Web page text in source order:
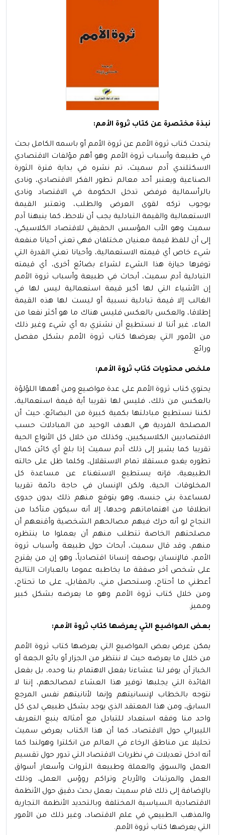
نبذة مختصرة عن كتاب ثروة الأمم:
يتحدث كتاب ثروة الأمم عن ثروة الأمم أو باسمه الكامل بحث
في طبيعة وأسباب ثروة الأمم وهو أهم مؤلفات الاقتصادي
الاسكتلندي آدم سميث، تم نشره في بداية فترة الثورة
الصناعية ويعتبر أحد معالم تطور الفكر الاقتصادي، ونادى
بالرأسمالية فرفض تدخل الحكومة في الاقتصاد ونادى
بوجوب تركه لقوى العرض والطلب، وتعتبر القيمة
الاستعمالية والقيمة التبادلية يجب أن نلاحظ، كما ينبهنا آدم
سميث وهو الأب المؤسس الحقيقي للاقتصاد الكلاسيكي،
إلى أن للفظ قيمة معنيان مختلفان فهي تعني أحيانا منفعة
شيء خاص أي قيمته الاستعمالية، وأحيانا تعني القدرة التي
توفرها حيازة هذا الشيء لشراء بضائع أخرى، أي قيمته
التبادلية آدم سميث، أبحاث في طبيعة وأسباب ثروة الأمم
إن الأشياء التي لها أكبر قيمة استعمالية ليس لها في
الغالب إلا قيمة تبادلية نسبية أو ليست لها هذه القيمة
إطلاقا، والعكس بالعكس فليس هناك ما هو أكثر نفعا من
الماء، غير أننا لا نستطيع أن نشتري به أي شيء وغير ذلك
من الأمور التي يعرضها كتاب ثروة الأمم بشكل مفصل
ورائع.
ملخص محتويات كتاب ثروة الأمم:
يحتوي كتاب ثروة الأمم على عدة مواضيع ومن أهمها اللؤلؤة
بالعكس من ذلك، فليس لها تقريبا أية قيمة استعمالية،
لكننا نستطيع مبادلتها بكمية كبيرة من البضائع، حيث أن
المصلحة الفردية هي الهدف الوحيد من المبادلات حسب
الاقتصاديين الكلاسيكيين، وكذلك من خلال كل الأنواع الحية
تقريبا كما يشير إلى ذلك آدم سميث إذا بلغ أي كائن كمال
تطوره يغدو مستقلا تمام الاستقلال، وكلما ظل على حالته
الطبيعية، فإنه يستطيع الاستغناء عن مساعدة كل
المخلوقات الحية، ولكن الإنسان في حاجة دائمة تقريبا
لمساعدة بني جنسه، وهو يتوقع منهم ذلك بدون جدوى
انطلاقا من اهتماماتهم وحدها، إلا أنه سيكون متأكدا من
النجاح لو أنه حرك فيهم مصالحهم الشخصية وأقنعهم أن
مصلحتهم الخاصة تتطلب منهم أن يعملوا ما ينتظره
منهم، وقد قال سميث، أبحاث حول طبيعة وأسباب ثروة
الأمم، فالإنسان بوصفه إنسانا اقتصادياً، وهو إن من يقترح
على شخص آخر صفقة ما يخاطبه عموما بالعبارات التالية
أعطني ما أحتاج، وستحصل مني، بالمقابل، على ما تحتاج،
ومن خلال كتاب ثروة الأمم وهو ما يعرضه بشكل كبير
ومميز.
بعض المواضيع التي يعرضها كتاب ثروة الأمم:
يمكن عرض بعض المواضيع التي يعرضها كتاب ثروة الأمم
من خلال ما يعرضه حيث لا ننتظر من الجزار أو بائع الجعة أو
الخباز أن يوفر لنا عشاءنا بفعل الاهتمام بنا وحده، بل بفعل
الفائدة التي يجلبها توفير هذا العشاء لمصالحهم، إننا لا
نتوجه بالخطاب لإنسانيتهم وإنما لأنانيتهم نفس المرجع
السابق، ومن هذا المعتقد الذي يوجد بشكل طبيعي لدى كل
واحد منا وفقه استعداد للتبادل مع أمثاله ينبع التعريف
الليبرالي حول الاقتصاد، كما أن هذا الكتاب يعرض سميث
تحليلا عن مناطق الرخاء في العالم من انكلترا وهولندا كما
أنه ادخل تعديلات في نظريات الاقتصاد التي تدور حول تقسيم
العمل والسوق والعملة وطبيعة الثروات وأسعار أسواق
العمل والمرتبات والأرباح وتراكم روؤس العمل، وذلك
بالإضافة إلى ذلك قام سميث بعمل بحث دقيق حول الأنظمة
الاقتصادية السياسية المختلفة وبالتحديد الأنظمة التجارية
والمذهب الطبيعي في علم الاقتصاد، وغير ذلك من الأمور
التي يعرضها كتاب ثروة الأمم.